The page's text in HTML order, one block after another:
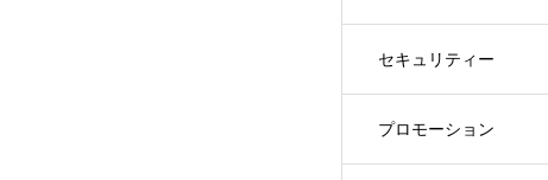
セキュリティー
プロモーション